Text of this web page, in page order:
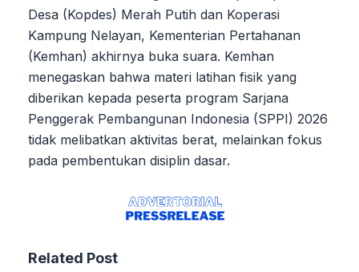
Desa (Kopdes) Merah Putih dan Koperasi
Kampung Nelayan, Kementerian Pertahanan
(Kemhan) akhirnya buka suara. Kemhan
menegaskan bahwa materi latihan fisik yang
diberikan kepada peserta program Sarjana
Penggerak Pembangunan Indonesia (SPPI) 2026
tidak melibatkan aktivitas berat, melainkan fokus
pada pembentukan disiplin dasar.
Related Post